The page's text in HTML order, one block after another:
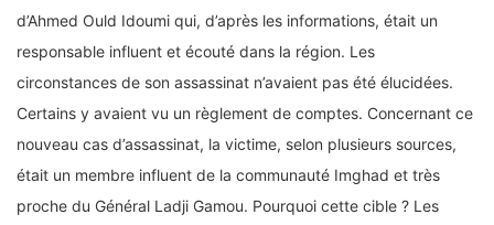
d’Ahmed Ould Idoumi qui, d’après les informations, était un
responsable influent et écouté dans la région. Les
circonstances de son assassinat n’avaient pas été élucidées.
Certains y avaient vu un règlement de comptes. Concernant ce
nouveau cas d’assassinat, la victime, selon plusieurs sources,
était un membre influent de la communauté Imghad et très
proche du Général Ladji Gamou. Pourquoi cette cible ? Les